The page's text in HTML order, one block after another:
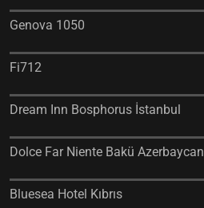
Genova 1050
Fi712
Dream Inn Bosphorus İstanbul
Dolce Far Niente Bakü Azerbaycan
Bluesea Hotel Kıbrıs